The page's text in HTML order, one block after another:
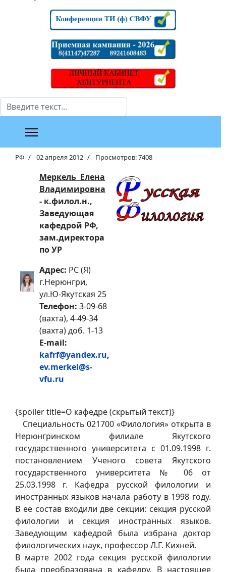
Поиск
РФ 02 апреля 2012 Просмотров: 7408
Меркель Елена
Владимировна
- к.филол.н.,
Заведующая
кафедрой РФ,
зам.директора
по УР
Адрес: РС (Я)
г.Нерюнгри,
ул.Ю-Якутская 25
Телефон: 3-09-68
(вахта), 4-49-34
(вахта) доб. 1-13
E-mail:
kafrf@yandex.ru,
ev.merkel@s-
vfu.ru
{spoiler title=О кафедре (скрытый текст)}
Специальность 021700 «Филология» открыта в
Нерюнгринском филиале Якутского
государственного университета с 01.09.1998 г.
постановлением Ученого совета Якутского
государственного университета № 06 от
25.03.1998 г. Кафедра русской филологии и
иностранных языков начала работу в 1998 году.
В ее состав входили две секции: секция русской
филологии и секция иностранных языков.
Заведующим кафедрой была избрана доктор
филологических наук, профессор Л.Г. Кихней.
В марте 2002 года секция русской филологии
была преобразована в кафедру. В настоящее